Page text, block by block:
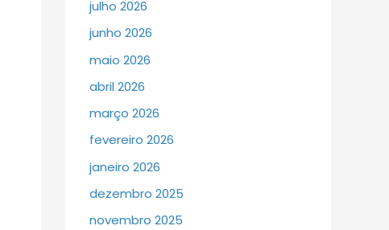
julho 2026
junho 2026
maio 2026
abril 2026
março 2026
fevereiro 2026
janeiro 2026
dezembro 2025
novembro 2025